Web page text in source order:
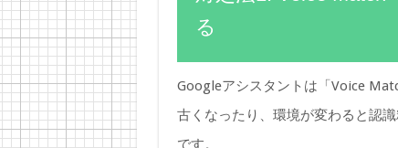
る
Googleアシスタントは「Voice
古くなったり、環境が変わると認
です。